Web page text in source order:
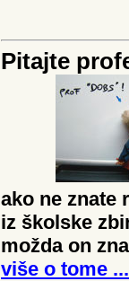
Pitajte
ako ne znate
iz školske
možda on
više o tome ...